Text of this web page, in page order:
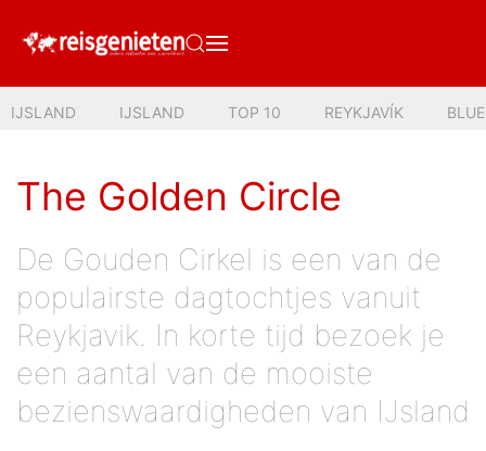
IJSLAND IJSLAND TOP 10 REYKJAVÍK
The Golden Circle
De Gouden Cirkel is een van de
populairste dagtochtjes vanuit
Reykjavik. In korte tijd bezoek je
een aantal van de mooiste
bezienswaardigheden van IJsland